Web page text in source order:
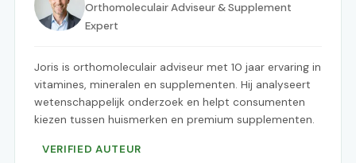
Orthomoleculair Adviseur & Supplement
Expert
Joris is orthomoleculair adviseur met 10 jaar ervaring in
vitamines, mineralen en supplementen. Hij analyseert
wetenschappelijk onderzoek en helpt consumenten
kiezen tussen huismerken en premium supplementen.
VERIFIED AUTEUR